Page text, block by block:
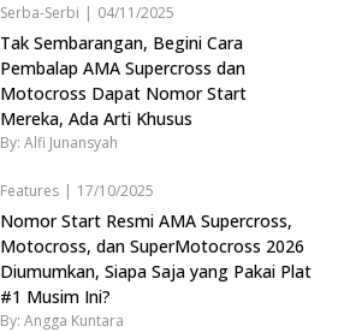
Serba-Serbi | 04/11/2025
Tak Sembarangan, Begini Cara
Pembalap AMA Supercross dan
Motocross Dapat Nomor Start
Mereka, Ada Arti Khusus
By: Alfi Junansyah
Features | 17/10/2025
Nomor Start Resmi AMA Supercross,
Motocross, dan SuperMotocross 2026
Diumumkan, Siapa Saja yang Pakai Plat
#1 Musim Ini?
By: Angga Kuntara